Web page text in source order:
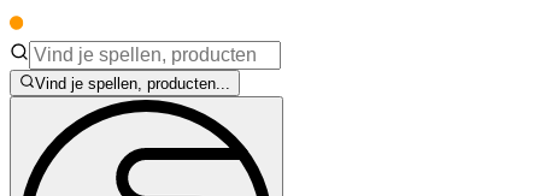
Vind je spellen, producten...